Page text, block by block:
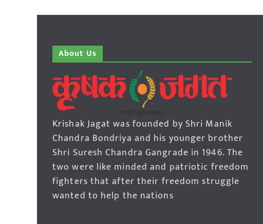
About Us
Krishak Jagat was founded by Shri Manik
Chandra Bondriya and his younger brother
Shri Suresh Chandra Gangrade in 1946. The
two were like minded and patriotic freedom
fighters that after their freedom struggle
wanted to help the nations